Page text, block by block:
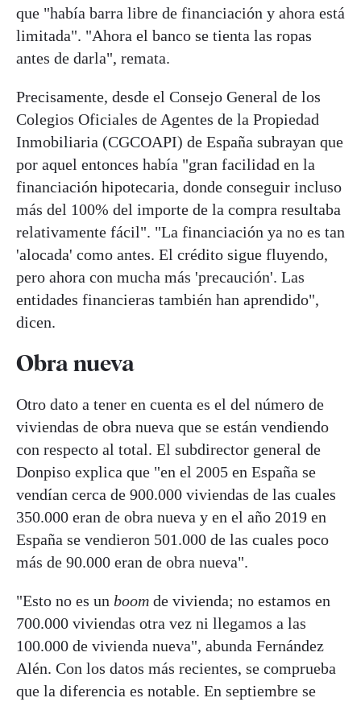
que "había barra libre de financiación y ahora está
limitada". "Ahora el banco se tienta las ropas
antes de darla", remata.
Precisamente, desde el Consejo General de los
Colegios Oficiales de Agentes de la Propiedad
Inmobiliaria (CGCOAPI) de España subrayan que
por aquel entonces había "gran facilidad en la
financiación hipotecaria, donde conseguir incluso
más del 100% del importe de la compra resultaba
relativamente fácil". "La financiación ya no es tan
'alocada' como antes. El crédito sigue fluyendo,
pero ahora con mucha más 'precaución'. Las
entidades financieras también han aprendido",
dicen.
Obra nueva
Otro dato a tener en cuenta es el del número de
viviendas de obra nueva que se están vendiendo
con respecto al total. El subdirector general de
Donpiso explica que "en el 2005 en España se
vendían cerca de 900.000 viviendas de las cuales
350.000 eran de obra nueva y en el año 2019 en
España se vendieron 501.000 de las cuales poco
más de 90.000 eran de obra nueva".
"Esto no es un boom de vivienda; no estamos en
700.000 viviendas otra vez ni llegamos a las
100.000 de vivienda nueva", abunda Fernández
Alén. Con los datos más recientes, se comprueba
que la diferencia es notable. En septiembre se